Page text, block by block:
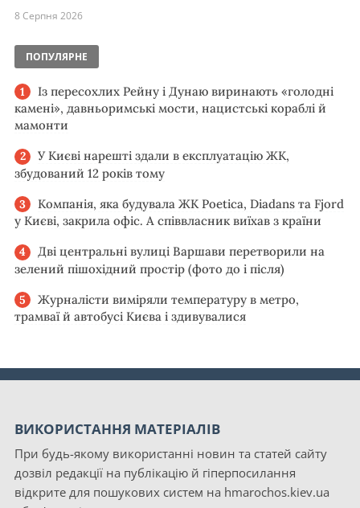
8 Серпня 2026
ПОПУЛЯРНЕ
Із пересохлих Рейну і Дунаю виринають «голодні
камені», давньоримські мости, нацистські кораблі й
мамонти
У Києві нарешті здали в експлуатацію ЖК,
збудований 12 років тому
Компанія, яка будувала ЖК Poetica, Diadans та Fjord
у Києві, закрила офіс. А співвласник виїхав з країни
Дві центральні вулиці Варшави перетворили на
зелений пішохідний простір (фото до і після)
Журналісти виміряли температуру в метро,
трамваї й автобусі Києва і здивувалися
ВИКОРИСТАННЯ МАТЕРІАЛІВ
При будь-якому використанні новин та статей сайту
дозвіл редакції на публікацію й гіперпосилання
відкрите для пошукових систем на hmarochos.kiev.ua